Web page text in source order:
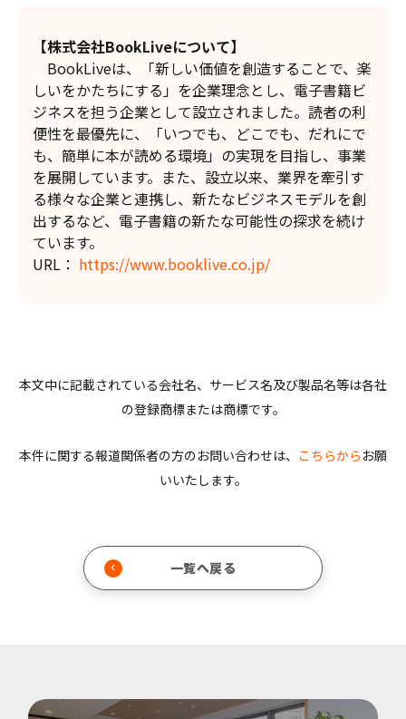
【株式会社BookLiveについて】
BookLiveは、「新しい価値を創造することで、楽
しいをかたちにする」を企業理念とし、電子書籍ビ
ジネスを担う企業として設立されました。読者の利
便性を最優先に、「いつでも、どこでも、だれにで
も、簡単に本が読める環境」の実現を目指し、事業
を展開しています。また、設立以来、業界を牽引す
る様々な企業と連携し、新たなビジネスモデルを創
出するなど、電子書籍の新たな可能性の探求を続け
ています。
URL： https://www.booklive.co.jp/
本文中に記載されている会社名、サービス名及び製品名等は各社
の登録商標または商標です。
本件に関する報道関係者の方のお問い合わせは、 こちらから お願
いいたします。
一覧へ戻る